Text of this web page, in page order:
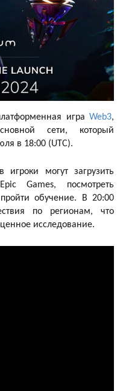
игра Web3,
сети, который
в 18:00 (UTC).
могут загрузить
Games, посмотреть
обучение. В 20:00
по регионам, что
исследование.